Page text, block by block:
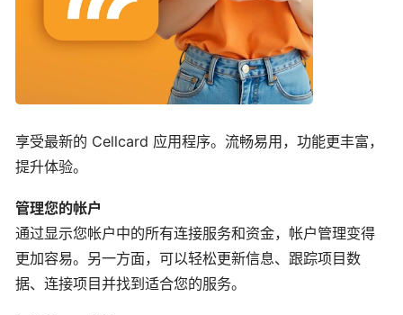
享受最新的 Cellcard 应用程序。流畅易用，功能更丰富，
提升体验。
管理您的帐户
通过显示您帐户中的所有连接服务和资金，帐户管理变得
更加容易。另一方面，可以轻松更新信息、跟踪项目数
据、连接项目并找到适合您的服务。